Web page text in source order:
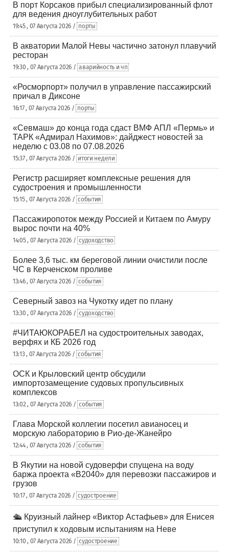
В порт Корсаков прибыл специализированный флот
для ведения дноуглубительных работ
19:45 , 07 Августа 2026 / порты
В акватории Малой Невы частично затонул плавучий
ресторан
19:30 , 07 Августа 2026 / аварийность и чп
«Росморпорт» получил в управление пассажирский
причал в Диксоне
16:17 , 07 Августа 2026 / порты
«Севмаш» до конца года сдаст ВМФ АПЛ «Пермь» и
ТАРК «Адмирал Нахимов»: дайджест новостей за
неделю с 03.08 по 07.08.2026
15:37 , 07 Августа 2026 / итоги недели
Регистр расширяет комплексные решения для
судостроения и промышленности
15:15 , 07 Августа 2026 / события
Пассажиропоток между Россией и Китаем по Амуру
вырос почти на 40%
14:05 , 07 Августа 2026 / судоходство
Более 3,6 тыс. км береговой линии очистили после
ЧС в Керченском проливе
13:46 , 07 Августа 2026 / события
Северный завоз на Чукотку идет по плану
13:30 , 07 Августа 2026 / судоходство
#ЧИТАЮКОРАБЕЛ на судостроительных заводах,
верфях и КБ 2026 год
13:13 , 07 Августа 2026 / события
ОСК и Крыловский центр обсудили
импортозамещение судовых пропульсивных
комплексов
13:02 , 07 Августа 2026 / события
Глава Морской коллегии посетил авианосец и
морскую лабораторию в Рио-де-Жанейро
12:44 , 07 Августа 2026 / события
В Якутии на новой судоверфи спущена на воду
баржа проекта «В2040» для перевозки пассажиров и
грузов
10:17 , 07 Августа 2026 / судостроение
🛳️ Круизный лайнер «Виктор Астафьев» для Енисея
приступил к ходовым испытаниям на Неве
10:10 , 07 Августа 2026 / судостроение